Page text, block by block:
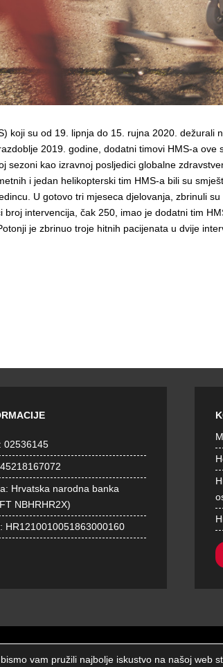
koji su od 19. lipnja do 15. rujna 2020.
2019. godine, dodatni timovi HMS-a
sezoni kao izravnoj posljedici globalne
i jedan helikopterski tim HMS-a bili su
U gotovo tri mjeseca djelovanja, zbrinuli
intervencija, čak 250, imao je dodatni tim
je zbrinuo troje hitnih pacijenata u dvije
02536145
Hrvatska narodna banka
NBHRHR2X)
HR1210010051863000160
© Hrvatski zavod za hitnu medicinu 2026.
vam pružili najbolje iskustvo na našoj web